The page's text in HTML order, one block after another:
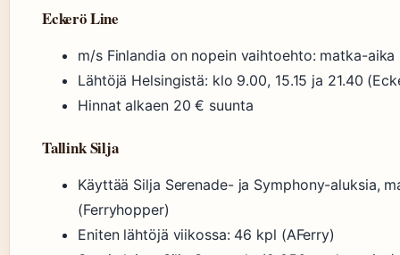
Eckerö Line
m/s Finlandia on nopein vaihtoehto: matka-
Lähtöjä Helsingistä: klo 9.00, 15.15 ja 21.40
Hinnat alkaen 20 € suunta
Tallink Silja
Käyttää Silja Serenade- ja Symphony-aluksia,
(Ferryhopper)
Eniten lähtöjä viikossa: 46 kpl (AFerry)